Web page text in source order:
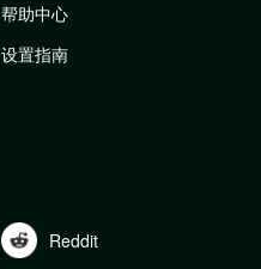
帮助中心
设置指南
Reddit